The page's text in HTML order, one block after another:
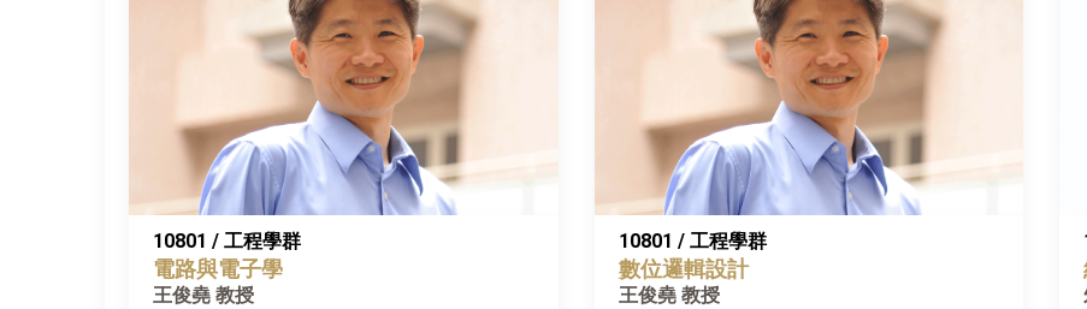
10801 / 工程學群
電路與電子學
王俊堯 教授
10801 / 工程學群
數位邏輯設計
王俊堯 教授